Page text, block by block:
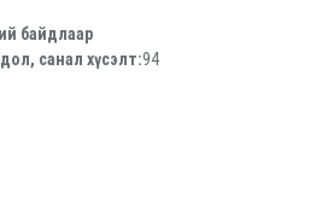
байдлаар
санал хүсэлт:94